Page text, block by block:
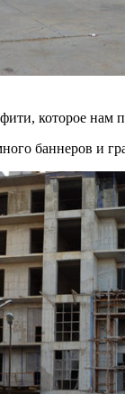
которое нам
баннеров и